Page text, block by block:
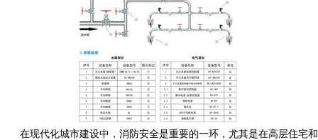
在现代化城市建设中，消防安全是重要的一环，尤其是在高层住宅和